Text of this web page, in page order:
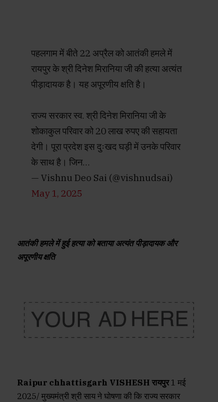
पहलगाम में बीते 22 अप्रैल को आतंकी हमले में
रायपुर के श्री दिनेश मिरानिया जी की हत्या अत्यंत
पीड़ादायक है। यह अपूरणीय क्षति है।
राज्य सरकार स्व. श्री दिनेश मिरानिया जी के
शोकाकुल परिवार को 20 लाख रुपए की सहायता
देगी। पूरा प्रदेश इस दुःखद घड़ी में उनके परिवार
के साथ है। जिन…
— Vishnu Deo Sai (@vishnudsai)
May 1, 2025
आतंकी हमले में हुई हत्या को बताया अत्यंत पीड़ादायक और
अपूरणीय क्षति
Raipur chhattisgarh VISHESH रायपुर1 मई
2025/ मुख्यमंत्री श्री साय ने घोषणा की कि राज्य सरकार